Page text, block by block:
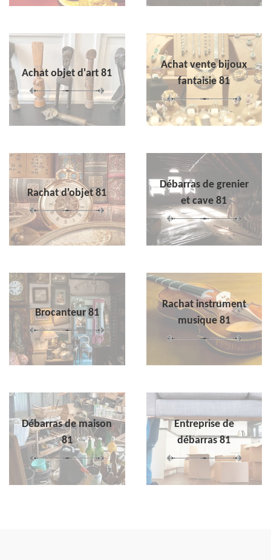
Achat objet d'art 81
Achat vente bijoux
fantaisie 81
Rachat d'objet 81
Débarras de grenier
et cave 81
Brocanteur 81
Rachat instrument
musique 81
Débarras de maison
81
Entreprise de
débarras 81